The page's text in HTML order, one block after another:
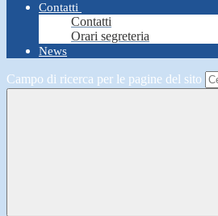
Contatti
Contatti
Orari segreteria
News
Campo di ricerca per le pagine del sito